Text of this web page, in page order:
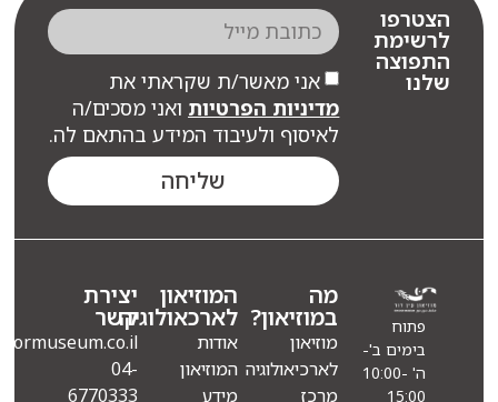
אני מאשר/ת שקראתי את
מדיניות הפרטיותואני מסכים/ה
לאיסוף ולעיבוד המידע בהתאם לה.
מה
במוזיאון?
מוזיאון
לארכיאולוגיה
מרכז
המוזיאון
לארכאולוגיה
אודות
המוזיאון
מידע
יצירת
קשר
Info@eindormuseum.co.il
04-
6770333